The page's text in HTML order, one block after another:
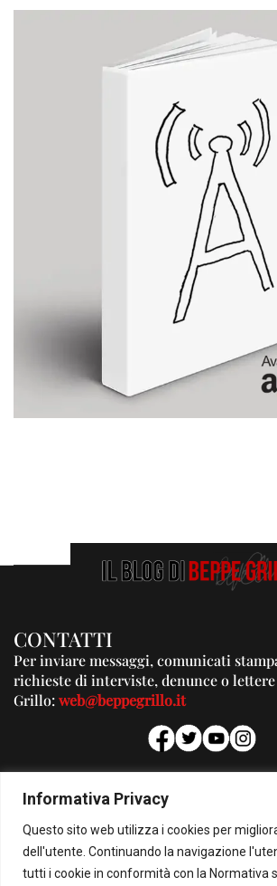
Informativa Privacy
Questo sito web utilizza i cookies per
dell'utente. Continuando la navigazione
tutti i cookie in conformità con la Normativa
CONTATTI
Per inviare messaggi, comunicati
richieste di interviste, denunce o lettere
Grillo:web@beppegrillo.it
Per la tua